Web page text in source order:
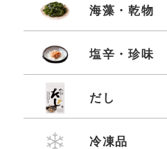
海藻・乾物
塩辛・珍味
だし
冷凍品